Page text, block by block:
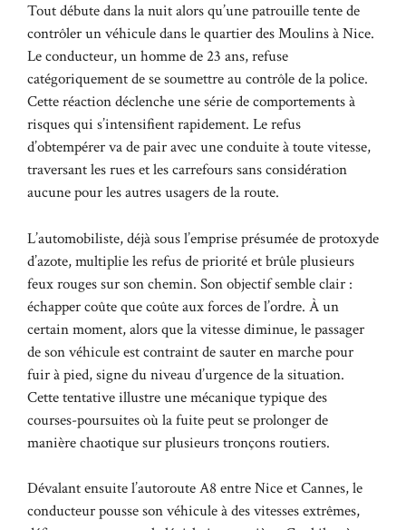
Tout débute dans la nuit alors qu’une patrouille tente de
contrôler un véhicule dans le quartier des Moulins à Nice.
Le conducteur, un homme de 23 ans, refuse
catégoriquement de se soumettre au contrôle de la police.
Cette réaction déclenche une série de comportements à
risques qui s’intensifient rapidement. Le refus
d’obtempérer va de pair avec une conduite à toute vitesse,
traversant les rues et les carrefours sans considération
aucune pour les autres usagers de la route.
L’automobiliste, déjà sous l’emprise présumée de protoxyde
d’azote, multiplie les refus de priorité et brûle plusieurs
feux rouges sur son chemin. Son objectif semble clair :
échapper coûte que coûte aux forces de l’ordre. À un
certain moment, alors que la vitesse diminue, le passager
de son véhicule est contraint de sauter en marche pour
fuir à pied, signe du niveau d’urgence de la situation.
Cette tentative illustre une mécanique typique des
courses-poursuites où la fuite peut se prolonger de
manière chaotique sur plusieurs tronçons routiers.
Dévalant ensuite l’autoroute A8 entre Nice et Cannes, le
conducteur pousse son véhicule à des vitesses extrêmes,